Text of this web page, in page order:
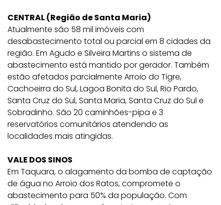
CENTRAL (Região de Santa Maria)
Atualmente são 58 mil imóveis com
desabastecimento total ou parcial em 8 cidades da
região. Em Agudo e Silveira Martins o sistema de
abastecimento está mantido por gerador. Também
estão afetados parcialmente Arroio do Tigre,
Cachoeirra do Sul, Lagoa Bonita do Sul, Rio Pardo,
Santa Cruz do Sul, Santa Maria, Santa Cruz do Sul e
Sobradinho. São 20 caminhões-pipa e 3
reservatórios comunitários atendendo as
localidades mais atingidas.
VALE DOS SINOS
Em Taquara, o alagamento da bomba de captação
de água no Arroio dos Ratos, compromete o
abastecimento para 50% da população. Com